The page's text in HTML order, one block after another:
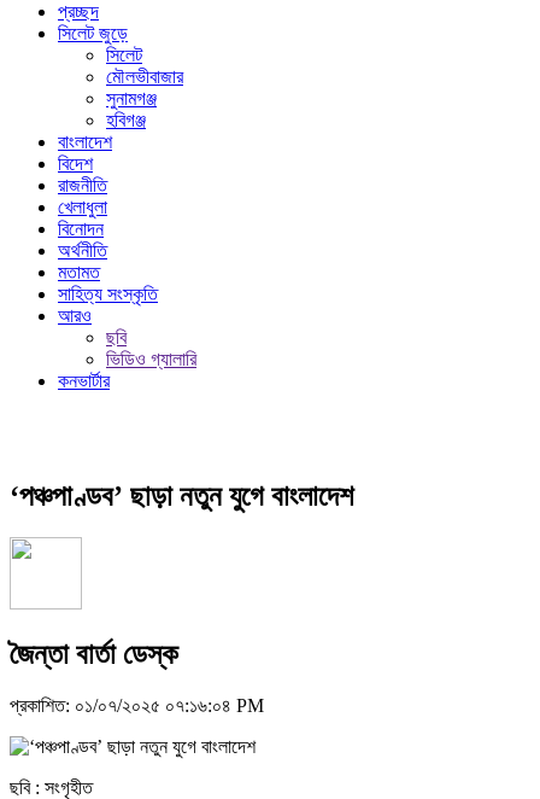
প্রচ্ছদ
সিলেট জুড়ে
সিলেট
মৌলভীবাজার
সুনামগঞ্জ
হবিগঞ্জ
বাংলাদেশ
বিদেশ
রাজনীতি
খেলাধুলা
বিনোদন
অর্থনীতি
মতামত
সাহিত্য সংস্কৃতি
আরও
ছবি
ভিডিও গ্যালারি
কনভার্টার
‘পঞ্চপাণ্ডব’ ছাড়া নতুন যুগে বাংলাদেশ
জৈন্তা বার্তা ডেস্ক
প্রকাশিত: ০১/০৭/২০২৫ ০৭:১৬:০৪ PM
ছবি : সংগৃহীত